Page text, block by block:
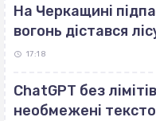
На Черкащині
вогонь дістався
17:18
ChatGPT без
необмежені